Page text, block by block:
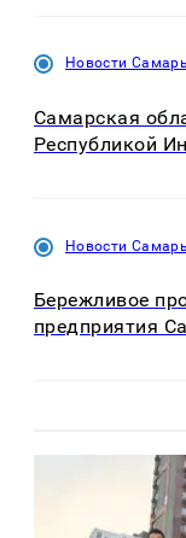
Новости
Самарская
Республикой
Новости
Бережливое
предприятия